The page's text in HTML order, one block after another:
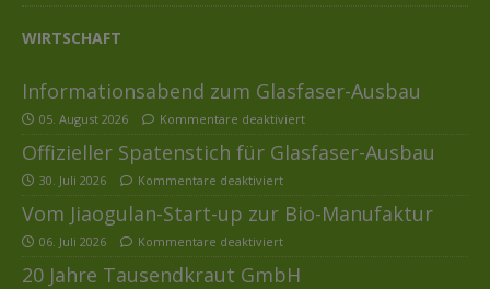
WIRTSCHAFT
Informationsabend zum Glasfaser-Ausbau
05. August 2026 Kommentare deaktiviert
Offizieller Spatenstich für Glasfaser-Ausbau
30. Juli 2026 Kommentare deaktiviert
Vom Jiaogulan-Start-up zur Bio-Manufaktur
06. Juli 2026 Kommentare deaktiviert
20 Jahre Tausendkraut GmbH